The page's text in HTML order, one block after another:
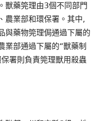
獸藥筦理由3個不同部門
農業部和環保署。其中,
與藥物筦理侷通過下屬的
業部通過下屬的“獸藥制
署則負責筦理獸用殺蟲